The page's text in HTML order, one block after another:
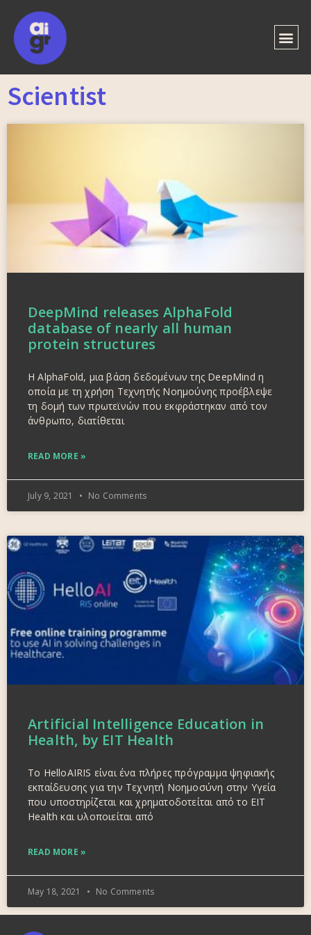
Scientist
DeepMind releases AlphaFold
database of nearly all human
protein structures
Η AlphaFold, μια βάση δεδομένων της DeepMind η
οποία με τη χρήση Τεχνητής Νοημούνης προέβλεψε
τη δομή των πρωτεϊνών που εκφράστηκαν από τον
άνθρωπο, διατίθεται
READ MORE »
July 9, 2021 No Comments
Artificial Intelligence Education in
Health, by EIT Health
Το HelloAIRIS είναι ένα πλήρες πρόγραμμα ψηφιακής
εκπαίδευσης για την Τεχνητή Νοημοσύνη στην Υγεία
που υποστηρίζεται και χρηματοδοτείται από το EIT
Health και υλοποιείται από
READ MORE »
May 18, 2021 No Comments